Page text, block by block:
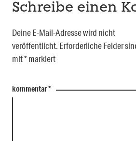
Schreibe einen
Deine E-Mail-Adresse wird nicht
veröffentlicht. Erforderliche Felder
mit*markiert
kommentar*